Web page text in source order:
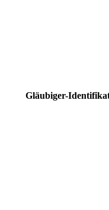
Gläubiger-